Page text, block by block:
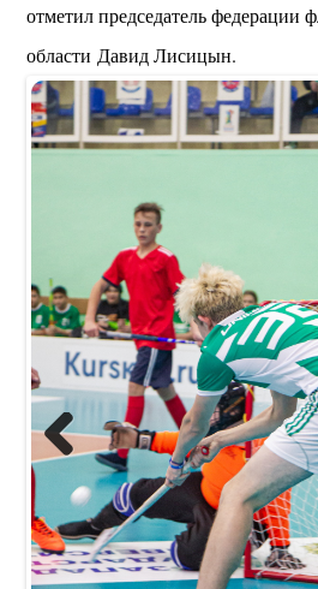
отметил председатель федерации
области Давид Лисицын.
Previous